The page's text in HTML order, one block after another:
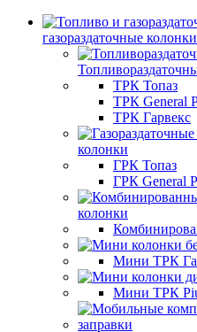
газораздаточные колонки
ТРК Топаз
ТРК General
ТРК Гарвекс
колонки
ГРК Топаз
ГРК General
колонки
Мини ТРК
Мини ТРК